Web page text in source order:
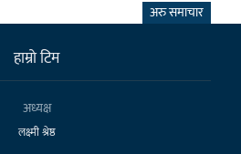
अरु समाचार
हाम्राे टिम
अध्यक्ष
लक्ष्मी श्रेष्ठ